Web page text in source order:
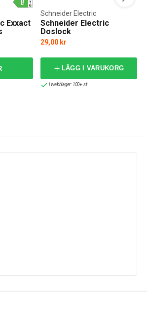
Exxact
Schneider Electric
Doslock
Schneider Electric
29,00 kr
LÄGG I VARUKORG
I webblager: 100+ st